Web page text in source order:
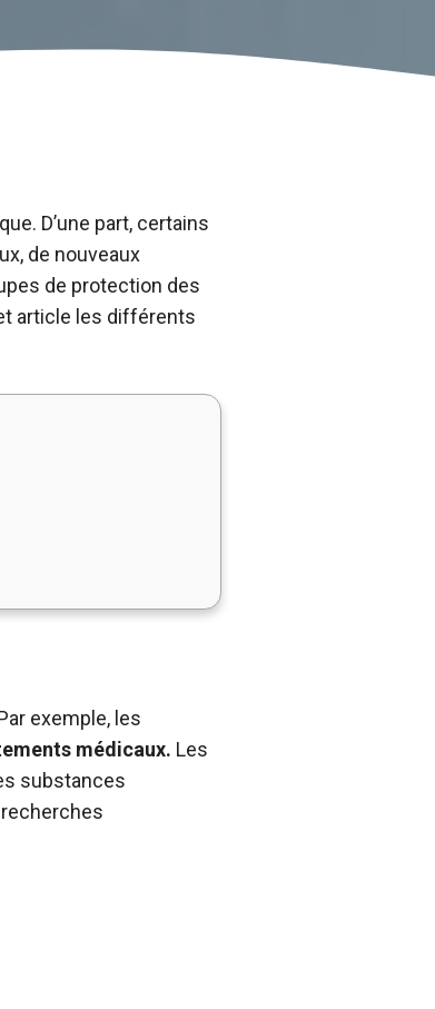
D’une part, certains
de nouveaux
de protection des
article les différents
exemple, les
médicaux. Les
substances